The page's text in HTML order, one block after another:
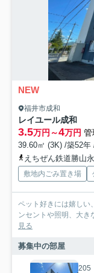
NEW
福井市成和
レイユール成和
3.5万円～4万円 管
39.60㎡ (3K) /築52年
えちぜん鉄道勝山
敷地内ごみ置き場
ペット好きには嬉しい
ンセントや照明、大き
見る
募集中の部屋
205